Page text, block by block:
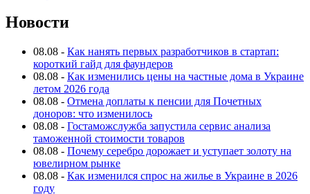
Новости
08.08 - Как нанять первых разработчиков в стартап:
короткий гайд для фаундеров
08.08 - Как изменились цены на частные дома в Украине
летом 2026 года
08.08 - Отмена доплаты к пенсии для Почетных
доноров: что изменилось
08.08 - Гостаможслужба запустила сервис анализа
таможенной стоимости товаров
08.08 - Почему серебро дорожает и уступает золоту на
ювелирном рынке
08.08 - Как изменился спрос на жилье в Украине в 2026
году